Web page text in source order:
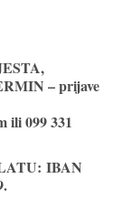
– prijave
ili 099 331
IBAN
.